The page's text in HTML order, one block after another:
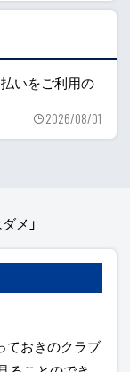
払いをご利用の
2026/08/01
メ」
ておきのクラブ